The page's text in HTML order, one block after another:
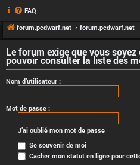
FAQ
forum.pcdwarf.net
forum.pcdwarf.net
Le forum exige que vous
pouvoir consulter la liste des
Nom d’utilisateur :
Mot de passe :
J’ai oublié mon mot de passe
Se souvenir de moi
Cacher mon statut en ligne pour